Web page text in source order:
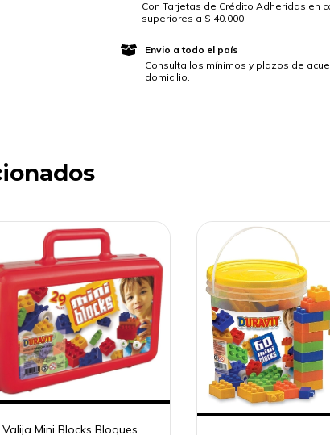
Con Tarjetas de Crédito Adheridas en
superiores a $ 40.000
Envio a todo el país
Consulta los mínimos y plazos de
domicilio.
Valija Mini Blocks Bloques